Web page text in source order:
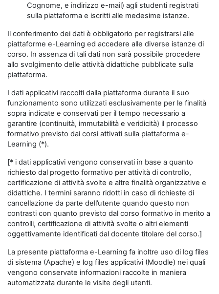
Cognome, e indirizzo e-mail) agli studenti registrati
sulla piattaforma e iscritti alle medesime istanze.
Il conferimento dei dati è obbligatorio per registrarsi alle
piattaforme e-Learning ed accedere alle diverse istanze di
corso. In assenza di tali dati non sarà possibile procedere
allo svolgimento delle attività didattiche pubblicate sulla
piattaforma.
I dati applicativi raccolti dalla piattaforma durante il suo
funzionamento sono utilizzati esclusivamente per le finalità
sopra indicate e conservati per il tempo necessario a
garantire (continuità, immutabilità e veridicità) il processo
formativo previsto dai corsi attivati sulla piattaforma e-
Learning (*).
[* i dati applicativi vengono conservati in base a quanto
richiesto dal progetto formativo per attività di controllo,
certificazione di attività svolte e altre finalità organizzative e
didattiche. I termini saranno ridotti in caso di richieste di
cancellazione da parte dell’utente quando questo non
contrasti con quanto previsto dal corso formativo in merito a
controlli, certificazione di attività svolte o altri elementi
oggettivamente identificati dal docente titolare del corso.]
La presente piattaforma e-Learning fa inoltre uso di log files
di sistema (Apache) e log files applicativi (Moodle) nei quali
vengono conservate informazioni raccolte in maniera
automatizzata durante le visite degli utenti.